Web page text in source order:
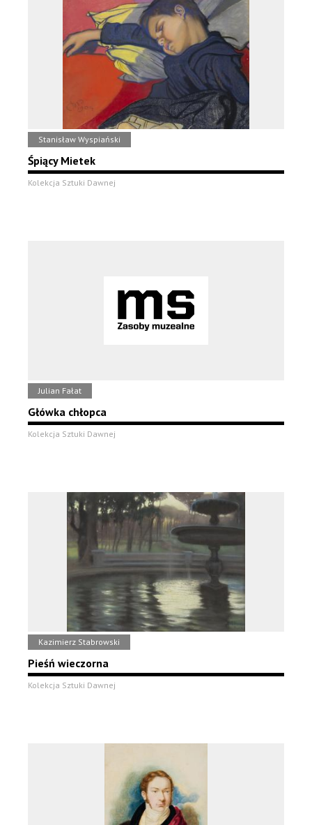
Stanisław Wyspiański
Śpiący Mietek
Kolekcja Sztuki Dawnej
Julian Fałat
Główka chłopca
Kolekcja Sztuki Dawnej
Kazimierz Stabrowski
Pieśń wieczorna
Kolekcja Sztuki Dawnej